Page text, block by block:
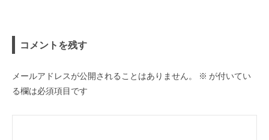
ンコメントを残す
メールアドレスが公開されることはありません。 ※ が付いてい
る欄は必須項目です